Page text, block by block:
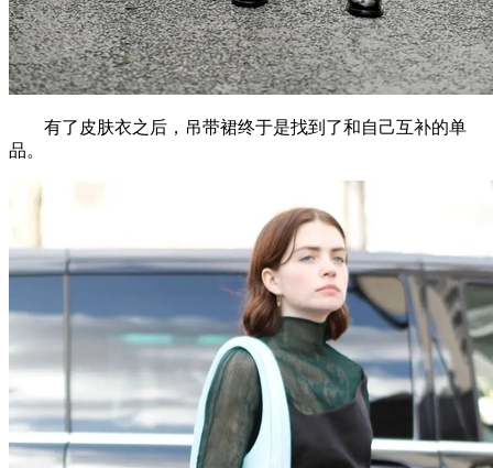
有了皮肤衣之后，吊带裙终于是找到了和自己互补的单
品。